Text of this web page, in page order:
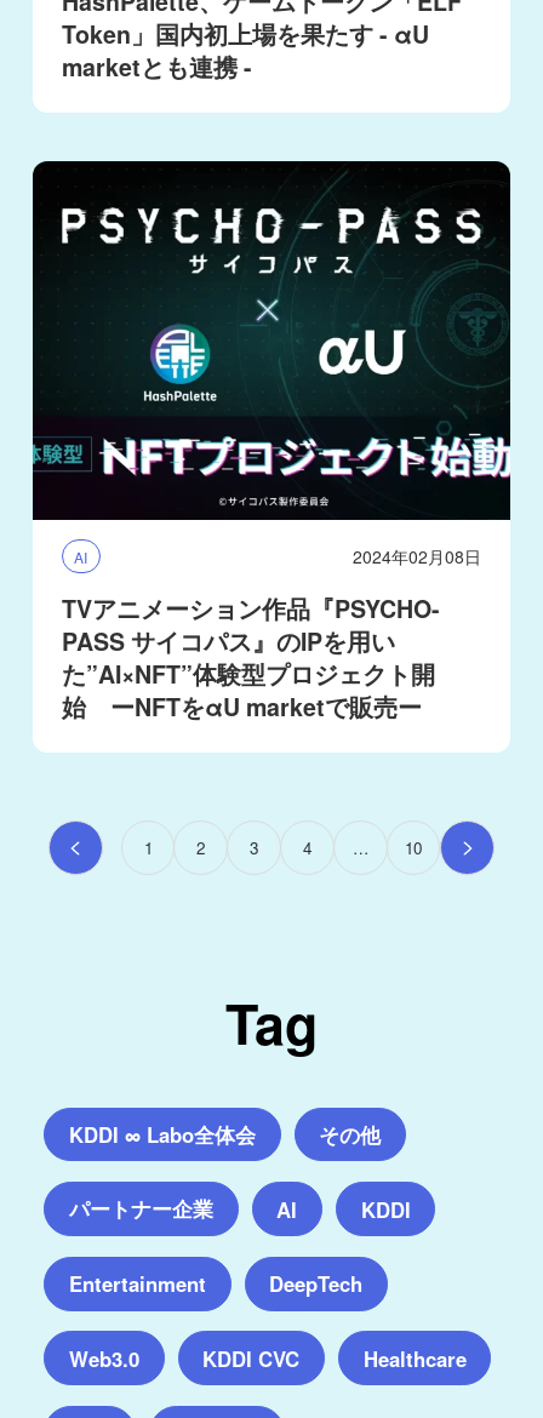
Token」国内初上場を果たす - αU
marketとも連携 -
AI 2024年02月08日
TVアニメーション作品『PSYCHO-
PASS サイコパス』のIPを用い
た”AI×NFT”体験型プロジェクト開
始 ーNFTをαU marketで販売ー
1 2 3 4 … 10
Tag
KDDI ∞ Labo全体会 その他
パートナー企業 AI KDDI
Entertainment DeepTech
Web3.0 KDDI CVC Healthcare